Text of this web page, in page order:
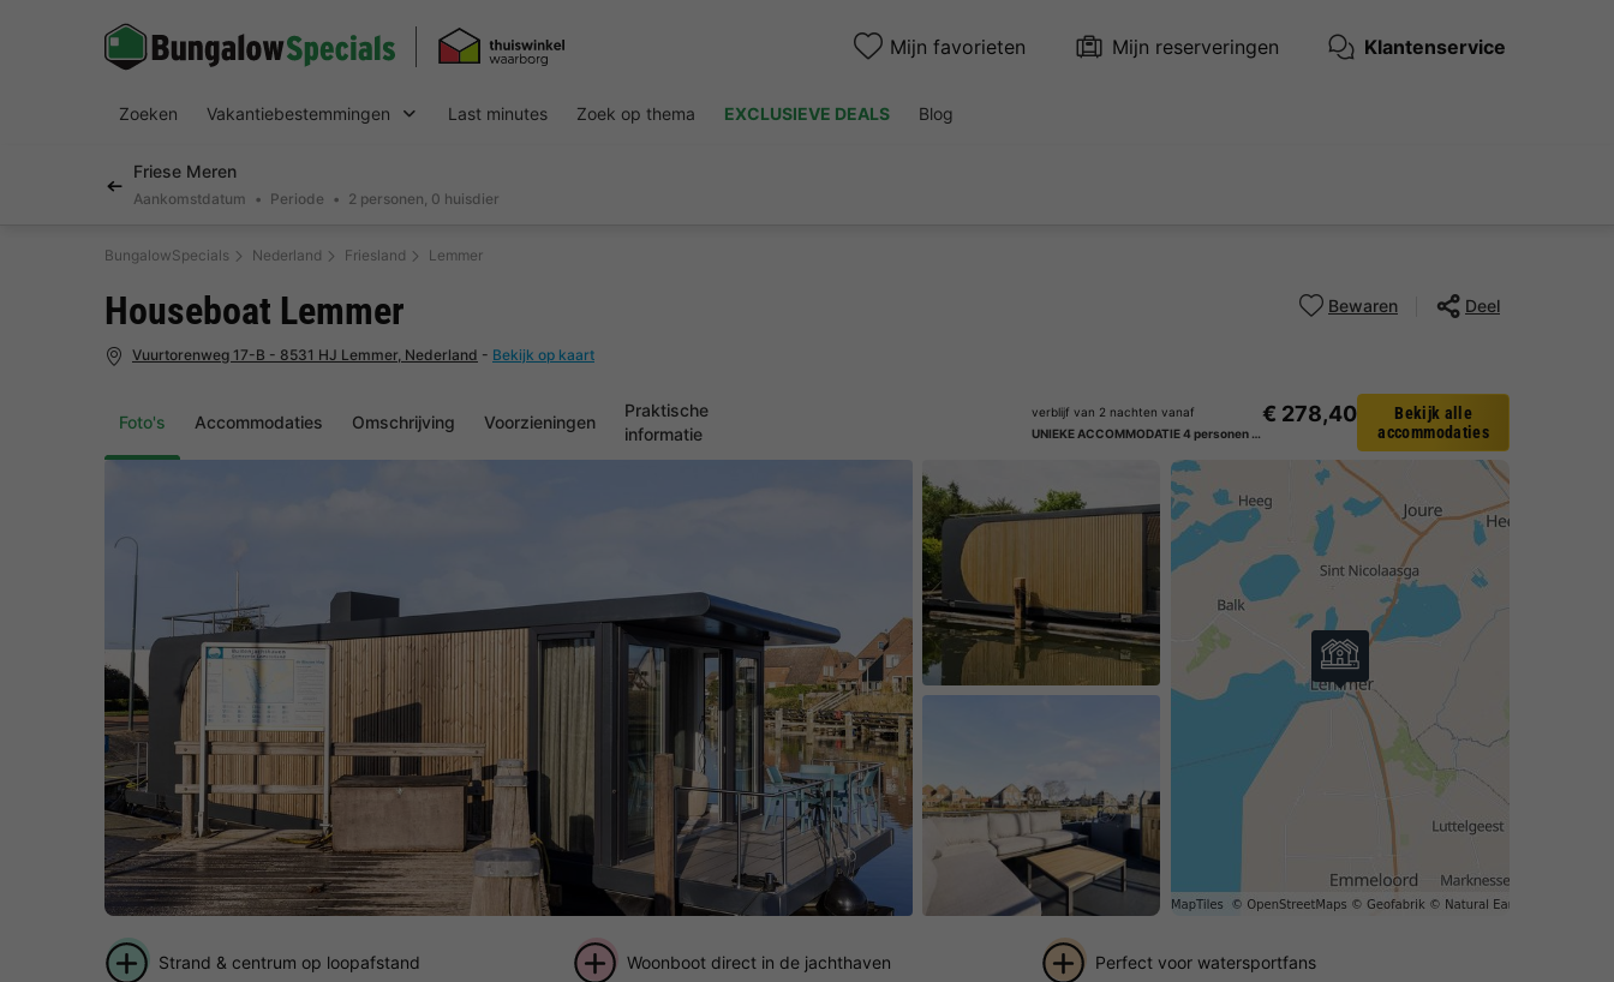
Mijn favorieten Mijn reserveringen Klantenservice
Zoeken Vakantiebestemmingen Last minutes Zoek op thema EXCLUSIEVE DEALS Blog
Friese Meren
Aankomstdatum Periode 2 personen, 0 huisdier
BungalowSpecials Nederland Friesland Lemmer
Foto's Accommodaties Omschrijving Voorzieningen
Praktische
informatie
verblijf van 2 nachten vanaf
UNIEKE ACCOMMODATIE 4 personen - Luxe overnachten op het water in Friesland
€ 278,40
Bekijk alle
accommodaties
Houseboat Lemmer Bewaren Deel
Vuurtorenweg 17-B - 8531 HJ Lemmer, Nederland - Bekijk op kaart
Strand & centrum op loopafstand Woonboot direct in de jachthaven Perfect voor watersportfans